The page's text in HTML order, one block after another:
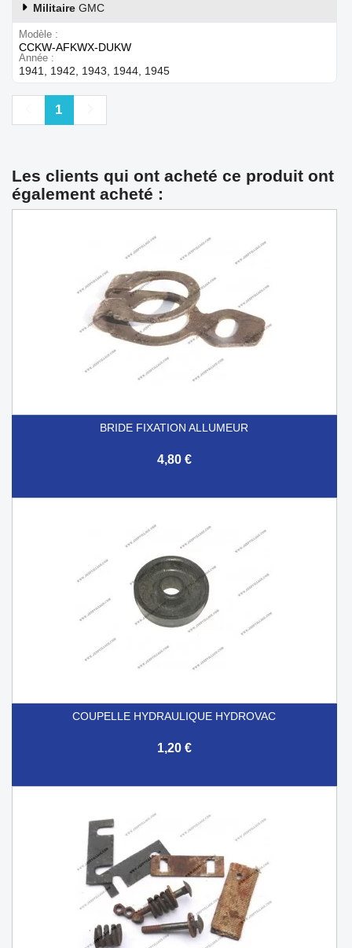
Militaire GMC
Modèle
CCKW-AFKWX-DUKW
Année
1941, 1942, 1943, 1944, 1945
Précédent
1
Les clients qui ont acheté ce produit ont
également acheté :
BRIDE FIXATION ALLUMEUR
4,80 €
COUPELLE HYDRAULIQUE HYDROVAC
1,20 €